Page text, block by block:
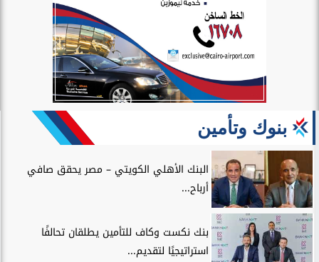
بنوك وتأمين
البنك الأهلي الكويتي – مصر يحقق صافي
أرباح...
بنك نكست وكاف للتأمين يطلقان تحالفًا
استراتيجيًا لتقديم...